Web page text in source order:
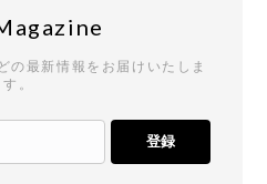
の最新情報をお届けいたしま
す。
登録